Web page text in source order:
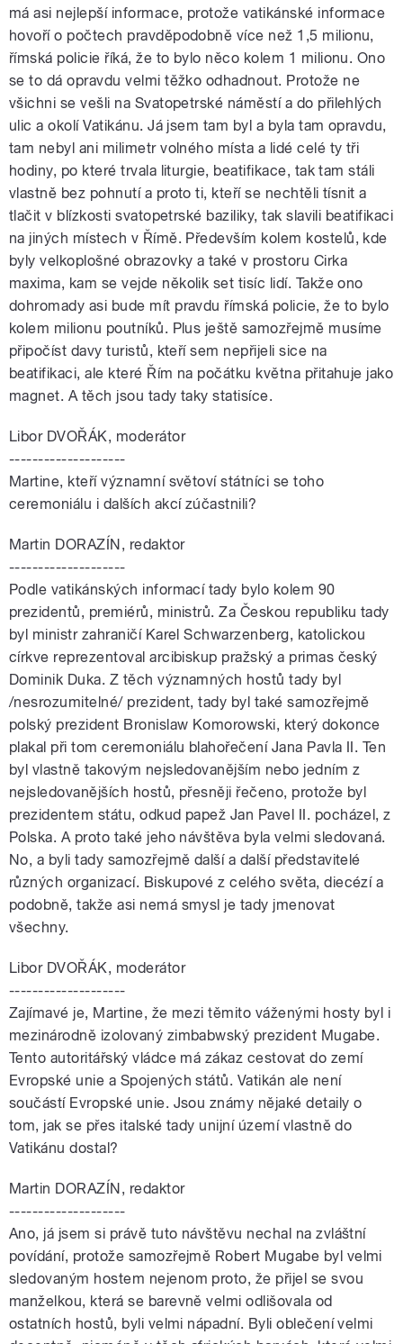
má asi nejlepší informace, protože vatikánské informace
hovoří o počtech pravděpodobně více než 1,5 milionu,
římská policie říká, že to bylo něco kolem 1 milionu. Ono
se to dá opravdu velmi těžko odhadnout. Protože ne
všichni se vešli na Svatopetrské náměstí a do přilehlých
ulic a okolí Vatikánu. Já jsem tam byl a byla tam opravdu,
tam nebyl ani milimetr volného místa a lidé celé ty tři
hodiny, po které trvala liturgie, beatifikace, tak tam stáli
vlastně bez pohnutí a proto ti, kteří se nechtěli tísnit a
tlačit v blízkosti svatopetrské baziliky, tak slavili beatifikaci
na jiných místech v Římě. Především kolem kostelů, kde
byly velkoplošné obrazovky a také v prostoru Cirka
maxima, kam se vejde několik set tisíc lidí. Takže ono
dohromady asi bude mít pravdu římská policie, že to bylo
kolem milionu poutníků. Plus ještě samozřejmě musíme
připočíst davy turistů, kteří sem nepřijeli sice na
beatifikaci, ale které Řím na počátku května přitahuje jako
magnet. A těch jsou tady taky statisíce.
Libor DVOŘÁK, moderátor
--------------------
Martine, kteří významní světoví státníci se toho
ceremoniálu i dalších akcí zúčastnili?
Martin DORAZÍN, redaktor
--------------------
Podle vatikánských informací tady bylo kolem 90
prezidentů, premiérů, ministrů. Za Českou republiku tady
byl ministr zahraničí Karel Schwarzenberg, katolickou
církve reprezentoval arcibiskup pražský a primas český
Dominik Duka. Z těch významných hostů tady byl
/nesrozumitelné/ prezident, tady byl také samozřejmě
polský prezident Bronislaw Komorowski, který dokonce
plakal při tom ceremoniálu blahořečení Jana Pavla II. Ten
byl vlastně takovým nejsledovanějším nebo jedním z
nejsledovanějších hostů, přesněji řečeno, protože byl
prezidentem státu, odkud papež Jan Pavel II. pocházel, z
Polska. A proto také jeho návštěva byla velmi sledovaná.
No, a byli tady samozřejmě další a další představitelé
různých organizací. Biskupové z celého světa, diecézí a
podobně, takže asi nemá smysl je tady jmenovat
všechny.
Libor DVOŘÁK, moderátor
--------------------
Zajímavé je, Martine, že mezi těmito váženými hosty byl i
mezinárodně izolovaný zimbabwský prezident Mugabe.
Tento autoritářský vládce má zákaz cestovat do zemí
Evropské unie a Spojených států. Vatikán ale není
součástí Evropské unie. Jsou známy nějaké detaily o
tom, jak se přes italské tady unijní území vlastně do
Vatikánu dostal?
Martin DORAZÍN, redaktor
--------------------
Ano, já jsem si právě tuto návštěvu nechal na zvláštní
povídání, protože samozřejmě Robert Mugabe byl velmi
sledovaným hostem nejenom proto, že přijel se svou
manželkou, která se barevně velmi odlišovala od
ostatních hostů, byli velmi nápadní. Byli oblečení velmi